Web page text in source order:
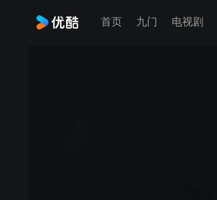
首页 九门 电视剧